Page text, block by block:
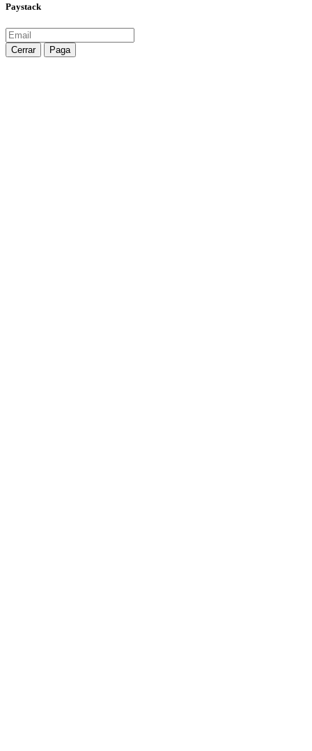
Paystack
Cerrar Paga